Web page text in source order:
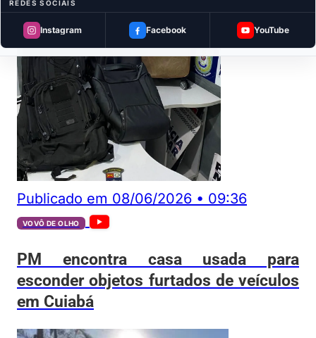
REDES SOCIAIS
Instagram Facebook YouTube
Publicado em 08/06/2026 • 09:36
VOVÔ DE OLHO
PM encontra casa usada para
esconder objetos furtados de veículos
em Cuiabá